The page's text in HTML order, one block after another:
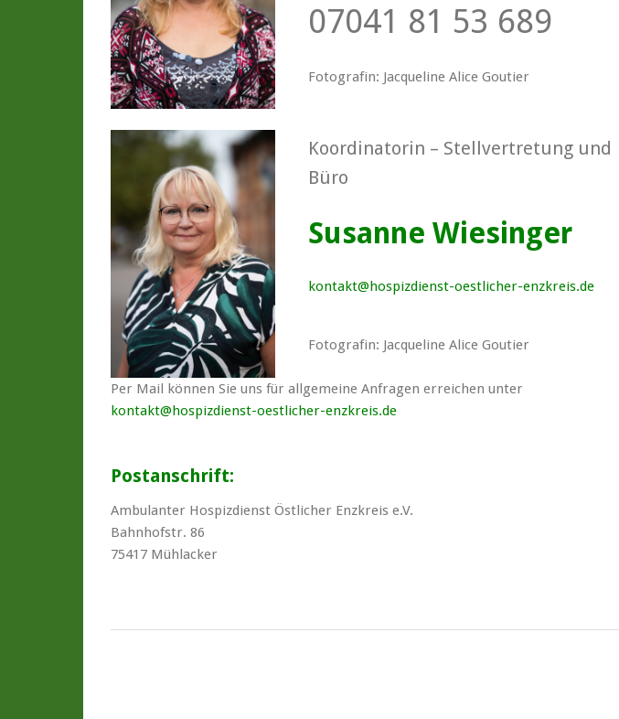
07041 81 53 689
Fotografin: Jacqueline Alice Goutier
Koordinatorin – Stellvertretung und
Büro
Susanne Wiesinger
kontakt@hospizdienst-oestlicher-enzkreis.de
Fotografin: Jacqueline Alice Goutier
Per Mail können Sie uns für allgemeine Anfragen erreichen unter
kontakt@hospizdienst-oestlicher-enzkreis.de
Postanschrift:
Ambulanter Hospizdienst Östlicher Enzkreis e.V.
Bahnhofstr. 86
75417 Mühlacker